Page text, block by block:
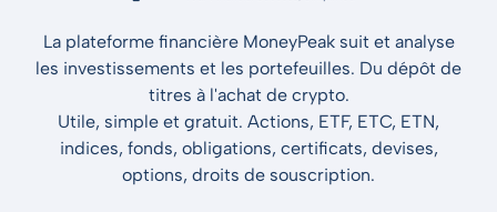
La plateforme financière MoneyPeak suit et analyse
les investissements et les portefeuilles. Du dépôt de
titres à l'achat de crypto.
Utile, simple et gratuit. Actions, ETF, ETC, ETN,
indices, fonds, obligations, certificats, devises,
options, droits de souscription.